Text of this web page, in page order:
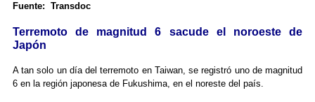
Fuente: Transdoc
Terremoto de magnitud 6 sacude el noroeste de
Japón
A tan solo un día del terremoto en Taiwan, se registró uno de magnitud
6 en la región japonesa de Fukushima, en el noreste del país.